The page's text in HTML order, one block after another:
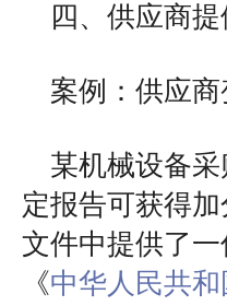
四、供应商
案例：供应
某机械设备
定报告可获得
文件中提供了
《中华人民共